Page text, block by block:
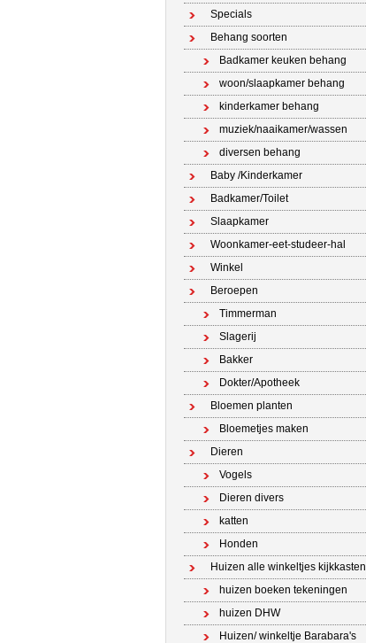
Specials
Behang soorten
Badkamer keuken behang
woon/slaapkamer behang
kinderkamer behang
muziek/naaikamer/wassen
diversen behang
Baby /Kinderkamer
Badkamer/Toilet
Slaapkamer
Woonkamer-eet-studeer-hal
Winkel
Beroepen
Timmerman
Slagerij
Bakker
Dokter/Apotheek
Bloemen planten
Bloemetjes maken
Dieren
Vogels
Dieren divers
katten
Honden
Huizen alle winkeltjes kijkkasten
huizen boeken tekeningen
huizen DHW
Huizen/ winkeltje Barabara's